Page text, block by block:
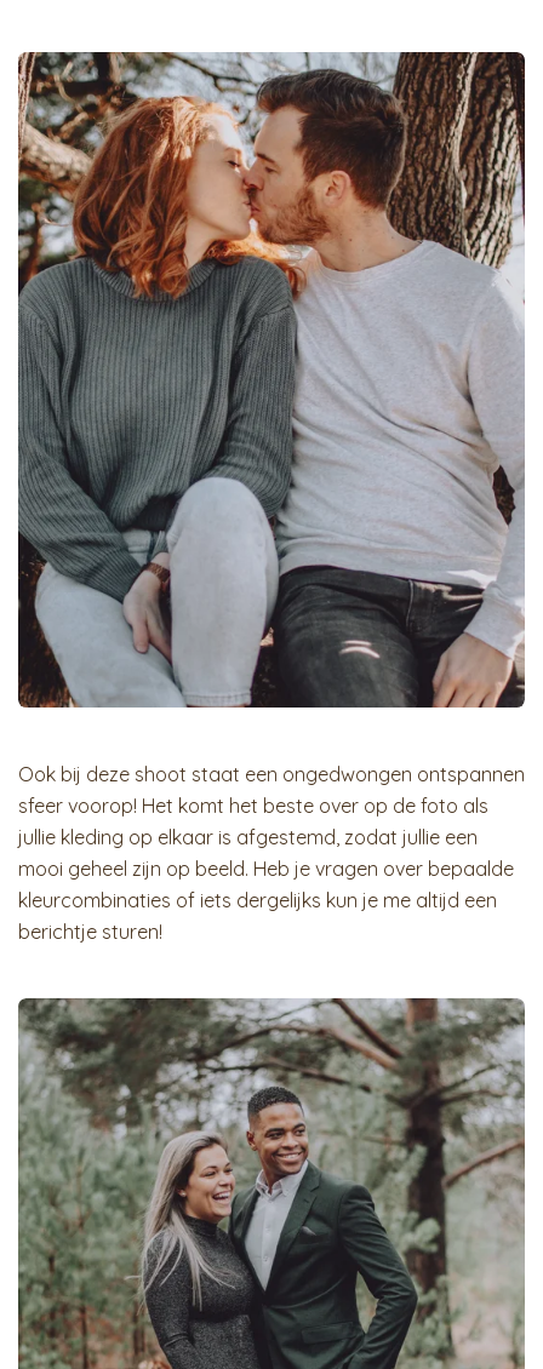
Ook bij deze shoot staat een ongedwongen ontspannen
sfeer voorop! Het komt het beste over op de foto als
jullie kleding op elkaar is afgestemd, zodat jullie een
mooi geheel zijn op beeld. Heb je vragen over bepaalde
kleurcombinaties of iets dergelijks kun je me altijd een
berichtje sturen!